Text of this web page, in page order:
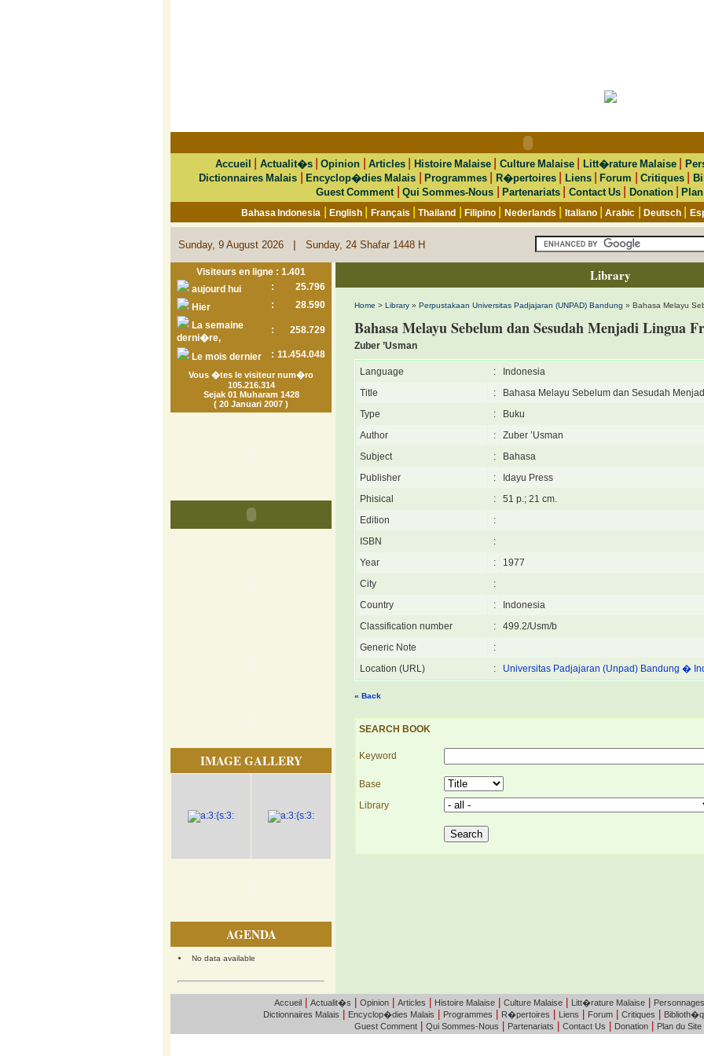
Accueil Actualit�s|Opinion Articles| Histoire Malaise| Culture Malaise Litt�rature Malaise
Dictionnaires Malais |Encyclop�dies Malais |Programmes R�pertoires| Liens|Forum Critiques|
Guest Comment
Qui Sommes-Nous Partenariats Contact Us Donation|
Bahasa Indonesia |English Français |Thailand |Filipino Nederlands Italiano|Arabic Deutsch|
Sunday, 9 August 2026 | Sunday, 24 Shafar 1448 H
Visiteurs en ligne : 1.401
aujourd hui
:
25.796
Hier
:
28.590
La semaine
derni�re,
: 258.729
Le mois dernier : 11.454.048
Vous �tes le visiteur num�ro
105.216.314
Sejak 01 Muharam 1428
( 20 Januari 2007 )
IMAGE GALLERY
AGENDA
No data available
Library
Home > Library » Perpustakaan Universitas Padjajaran (UNPAD) Bandung » Bahasa Melayu
Bahasa Melayu Sebelum dan Sesudah Menjadi Lingua
Zuber ’Usman
Language :
Indonesia
Title
:
Bahasa Melayu Sebelum dan Sesudah
Type
:
Buku
Author
:
Zuber ’Usman
Subject
:
Bahasa
Publisher
:
Idayu Press
Phisical
:
51 p.; 21 cm.
Edition
:
ISBN
:
Year
:
1977
City
:
Country
:
Indonesia
Classification number
:
499.2/Usm/b
Generic Note
:
Location (URL)
: Universitas Padjajaran (Unpad) Bandung �
« Back
SEARCH BOOK
Keyword
Base
Library
Accueil| Actualit�s Opinion| Articles Histoire Malaise| Culture Malaise| Litt�rature Malaise| Personnages
Dictionnaires Malais
Encyclop�dies Malais Programmes R�pertoires Liens Forum Critiques
Guest Comment
Qui Sommes-Nous Partenariats Contact Us Donation Plan du Site